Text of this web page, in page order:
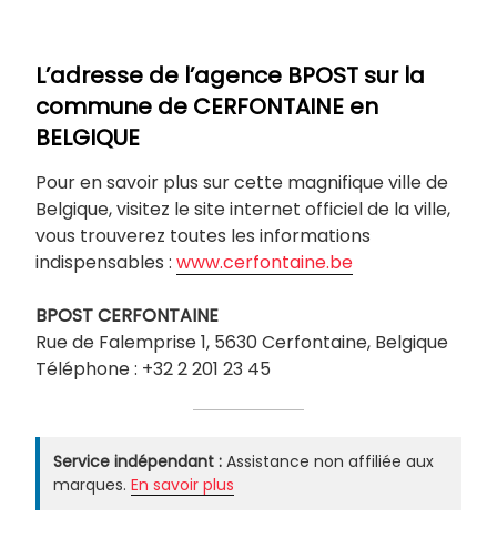
L’adresse de l’agence BPOST sur la
commune de CERFONTAINE en
BELGIQUE
Pour en savoir plus sur cette magnifique ville de
Belgique, visitez le site internet officiel de la ville,
vous trouverez toutes les informations
indispensables : www.cerfontaine.be
BPOSTCERFONTAINE
Rue de Falemprise 1, 5630 Cerfontaine, Belgique
Téléphone : +32 2 201 23 45
Service indépendant : Assistance non affiliée aux
marques. En savoir plus